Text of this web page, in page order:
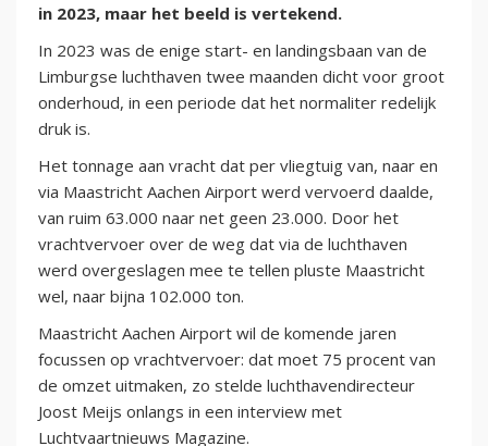
in 2023, maar het beeld is vertekend.
In 2023 was de enige start- en landingsbaan van de
Limburgse luchthaven twee maanden dicht voor groot
onderhoud, in een periode dat het normaliter redelijk
druk is.
Het tonnage aan vracht dat per vliegtuig van, naar en
via Maastricht Aachen Airport werd vervoerd daalde,
van ruim 63.000 naar net geen 23.000. Door het
vrachtvervoer over de weg dat via de luchthaven
werd overgeslagen mee te tellen pluste Maastricht
wel, naar bijna 102.000 ton.
Maastricht Aachen Airport wil de komende jaren
focussen op vrachtvervoer: dat moet 75 procent van
de omzet uitmaken, zo stelde luchthavendirecteur
Joost Meijs onlangs in een interview met
Luchtvaartnieuws Magazine.